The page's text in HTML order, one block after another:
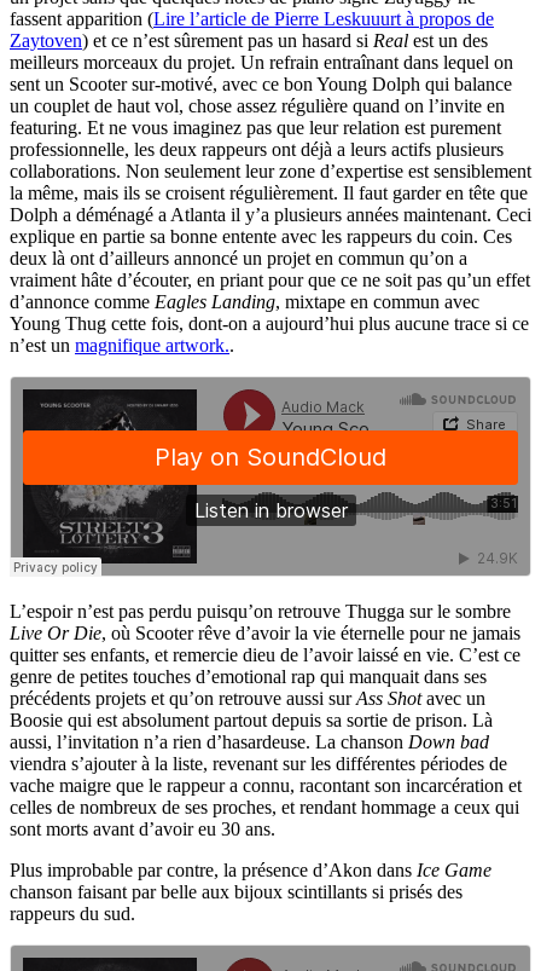
fassent apparition (Lire l’article de Pierre Leskuuurt à propos de
Zaytoven) et ce n’est sûrement pas un hasard si Real est un des
meilleurs morceaux du projet. Un refrain entraînant dans lequel on
sent un Scooter sur-motivé, avec ce bon Young Dolph qui balance
un couplet de haut vol, chose assez régulière quand on l’invite en
featuring. Et ne vous imaginez pas que leur relation est purement
professionnelle, les deux rappeurs ont déjà a leurs actifs plusieurs
collaborations. Non seulement leur zone d’expertise est sensiblement
la même, mais ils se croisent régulièrement. Il faut garder en tête que
Dolph a déménagé a Atlanta il y’a plusieurs années maintenant. Ceci
explique en partie sa bonne entente avec les rappeurs du coin. Ces
deux là ont d’ailleurs annoncé un projet en commun qu’on a
vraiment hâte d’écouter, en priant pour que ce ne soit pas qu’un effet
d’annonce comme Eagles Landing, mixtape en commun avec
Young Thug cette fois, dont-on a aujourd’hui plus aucune trace si ce
n’est un magnifique artwork..
L’espoir n’est pas perdu puisqu’on retrouve Thugga sur le sombre
Live Or Die, où Scooter rêve d’avoir la vie éternelle pour ne jamais
quitter ses enfants, et remercie dieu de l’avoir laissé en vie. C’est ce
genre de petites touches d’emotional rap qui manquait dans ses
précédents projets et qu’on retrouve aussi surAss Shotavec un
Boosie qui est absolument partout depuis sa sortie de prison. Là
aussi, l’invitation n’a rien d’hasardeuse. La chanson Down bad
viendra s’ajouter à la liste, revenant sur les différentes périodes de
vache maigre que le rappeur a connu, racontant son incarcération et
celles de nombreux de ses proches, et rendant hommage a ceux qui
sont morts avant d’avoir eu 30 ans.
Plus improbable par contre, la présence d’Akon dans Ice Game
chanson faisant par belle aux bijoux scintillants si prisés des
rappeurs du sud.